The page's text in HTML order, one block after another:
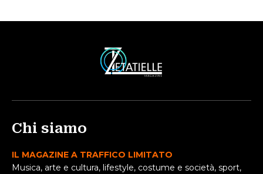
Chi siamo
IL MAGAZINE A TRAFFICO LIMITATO
Musica, arte e cultura, lifestyle, costume e società, sport,